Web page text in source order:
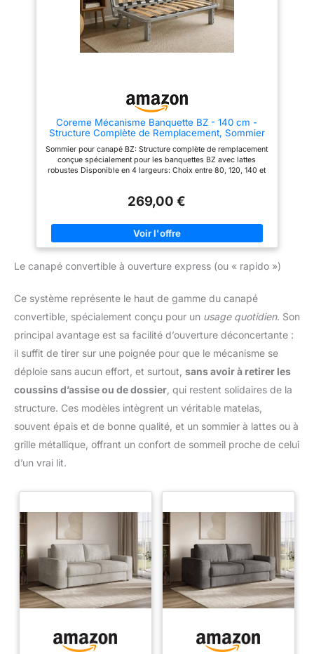
ergonomique. Maintien stable,
antidérapant, même après des
heures assis – parfait pour
travail ou repos.
Coreme Mécanisme Banquette BZ - 140 cm -
Structure Complète de Remplacement, Sommier
à Lattes Robuste, Facile à Ouvrir, Idéal Couchage
Quotidien
Sommier pour canapé BZ: Structure complète de remplacement
conçue spécialement pour les banquettes BZ avec lattes
robustes Disponible en 4 largeurs: Choix entre 80, 120, 140 et
utilisation quotidienne et intensive Pieds sur roulettes: Équipé
simple et un déplacement facile Dimensions généreuses:
Longueur de 188 cm une fois ouvert, avec des lattes larges
pour un confort optimal lors du couchage
269,00 €
Le canapé convertible à ouverture express (ou « rapido »)
Ce système représente le haut de gamme du canapé
convertible, spécialement conçu pour un usage quotidien. Son
principal avantage est sa facilité d’ouverture déconcertante :
il suffit de tirer sur une poignée pour que le mécanisme se
déploie sans aucun effort, et surtout, sans avoir à retirer les
coussins d’assise ou de dossier , qui restent solidaires de la
structure. Ces modèles intègrent un véritable matelas,
souvent épais et de bonne qualité, et un sommier à lattes ou à
grille métallique, offrant un confort de sommeil proche de celui
d’un vrai lit.